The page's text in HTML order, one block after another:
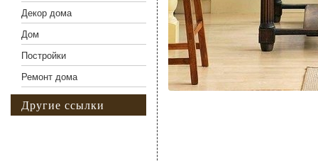
Декор дома
Дом
Постройки
Ремонт дома
Другие ссылки